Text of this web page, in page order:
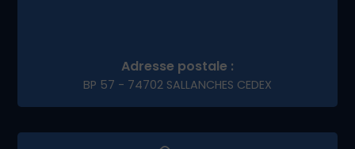
Adresse postale :
BP 57 - 74702 SALLANCHES CEDEX